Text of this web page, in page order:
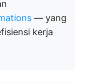
— yang
kerja